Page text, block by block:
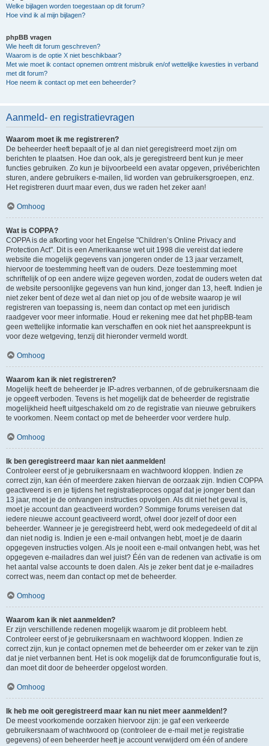
Welke bijlagen worden toegestaan op dit forum?
Hoe vind ik al mijn bijlagen?
phpBB vragen
Wie heeft dit forum geschreven?
Waarom is de optie X niet beschikbaar?
Met wie moet ik contact opnemen omtrent misbruik en/of wettelijke kwesties in verband
met dit forum?
Hoe neem ik contact op met een beheerder?
Aanmeld- en registratievragen
Waarom moet ik me registreren?
De beheerder heeft bepaalt of je al dan niet geregistreerd moet zijn om
berichten te plaatsen. Hoe dan ook, als je geregistreerd bent kun je meer
functies gebruiken. Zo kun je bijvoorbeeld een avatar opgeven, privéberichten
sturen, andere gebruikers e-mailen, lid worden van gebruikersgroepen, enz.
Het registreren duurt maar even, dus we raden het zeker aan!
Omhoog
Wat is COPPA?
COPPA is de afkorting voor het Engelse "Children’s Online Privacy and
Protection Act". Dit is een Amerikaanse wet uit 1998 die vereist dat iedere
website die mogelijk gegevens van jongeren onder de 13 jaar verzamelt,
hiervoor de toestemming heeft van de ouders. Deze toestemming moet
schriftelijk of op een andere wijze gegeven worden, zodat de ouders weten dat
de website persoonlijke gegevens van hun kind, jonger dan 13, heeft. Indien je
niet zeker bent of deze wet al dan niet op jou of de website waarop je wil
registreren van toepassing is, neem dan contact op met een juridisch
raadgever voor meer informatie. Houd er rekening mee dat het phpBB-team
geen wettelijke informatie kan verschaffen en ook niet het aanspreekpunt is
voor deze wetgeving, tenzij dit hieronder vermeld wordt.
Omhoog
Waarom kan ik niet registreren?
Mogelijk heeft de beheerder je IP-adres verbannen, of de gebruikersnaam die
je opgeeft verboden. Tevens is het mogelijk dat de beheerder de registratie
mogelijkheid heeft uitgeschakeld om zo de registratie van nieuwe gebruikers
te voorkomen. Neem contact op met de beheerder voor verdere hulp.
Omhoog
Ik ben geregistreerd maar kan niet aanmelden!
Controleer eerst of je gebruikersnaam en wachtwoord kloppen. Indien ze
correct zijn, kan één of meerdere zaken hiervan de oorzaak zijn. Indien COPPA
geactiveerd is en je tijdens het registratieproces opgaf dat je jonger bent dan
13 jaar, moet je de ontvangen instructies opvolgen. Als dit niet het geval is,
moet je account dan geactiveerd worden? Sommige forums vereisen dat
iedere nieuwe account geactiveerd wordt, ofwel door jezelf of door een
beheerder. Wanneer je je geregistreerd hebt, werd ook medegedeeld of dit al
dan niet nodig is. Indien je een e-mail ontvangen hebt, moet je de daarin
opgegeven instructies volgen. Als je nooit een e-mail ontvangen hebt, was het
opgegeven e-mailadres dan wel juist? Één van de redenen van activatie is om
het aantal valse accounts te doen dalen. Als je zeker bent dat je e-mailadres
correct was, neem dan contact op met de beheerder.
Omhoog
Waarom kan ik niet aanmelden?
Er zijn verschillende redenen mogelijk waarom je dit probleem hebt.
Controleer eerst of je gebruikersnaam en wachtwoord kloppen. Indien ze
correct zijn, kun je contact opnemen met de beheerder om er zeker van te zijn
dat je niet verbannen bent. Het is ook mogelijk dat de forumconfiguratie fout is,
dan moet dit door de beheerder opgelost worden.
Omhoog
Ik heb me ooit geregistreerd maar kan nu niet meer aanmelden!?
De meest voorkomende oorzaken hiervoor zijn: je gaf een verkeerde
gebruikersnaam of wachtwoord op (controleer de e-mail met je registratie
gegevens) of een beheerder heeft je account verwijderd om één of andere